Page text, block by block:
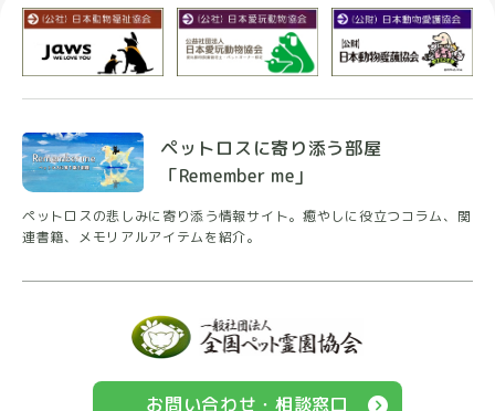
ペットロスに寄り添う部屋
「Remember me」
ペットロスの悲しみに寄り添う情報サイト。癒やしに役立つコラム、関
連書籍、メモリアルアイテムを紹介。
お問い合わせ・相談窓口